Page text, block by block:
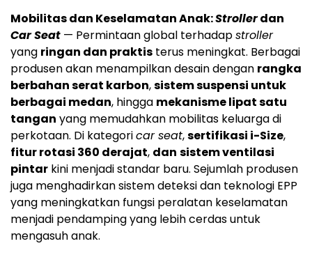
Mobilitas dan Keselamatan Anak:Strollerdan
Car Seat — Permintaan global terhadapstroller
yang ringan dan praktis terus meningkat. Berbagai
produsen akan menampilkan desain dengan rangka
berbahan serat karbon,sistem suspensi untuk
berbagai medan, hingga mekanisme lipat satu
tangan yang memudahkan mobilitas keluarga di
perkotaan. Di kategoricar seat,sertifikasi i-Size,
fitur rotasi 360 derajat, dan sistem ventilasi
pintar kini menjadi standar baru. Sejumlah produsen
juga menghadirkan sistem deteksi dan teknologi EPP
yang meningkatkan fungsi peralatan keselamatan
menjadi pendamping yang lebih cerdas untuk
mengasuh anak.